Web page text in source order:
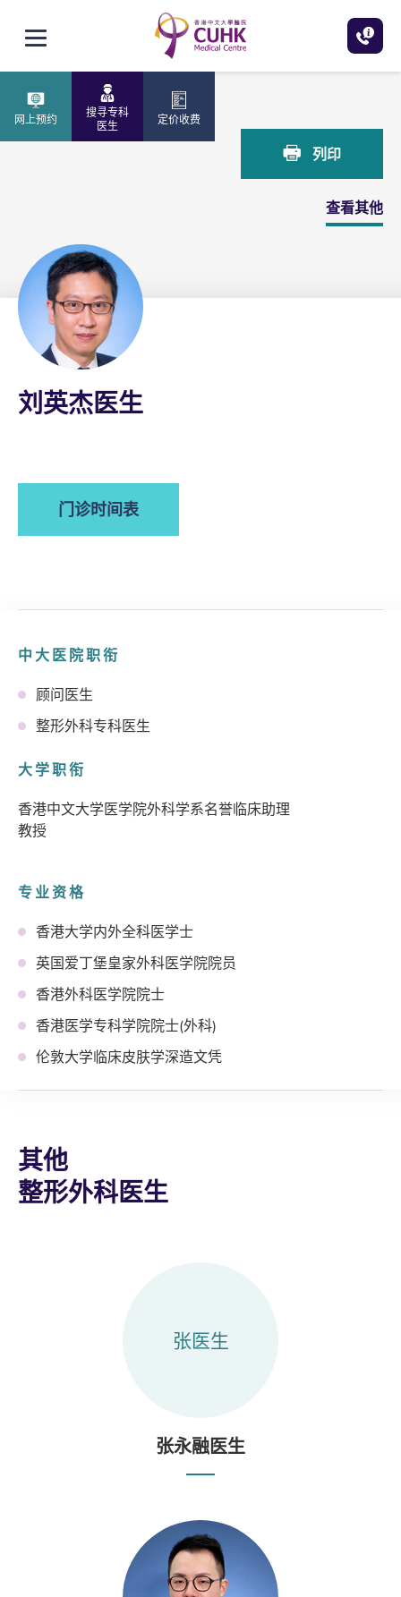
打开选单
网上预约
搜寻专科
医生
定价收费
主页 刘英杰医生
列印
查看其他
刘英杰医生
门诊时间表
中大医院职衔
顾问医生
整形外科专科医生
大学职衔
香港中文大学医学院外科学系名誉临床助理
教授
专业资格
香港大学内外全科医学士
英国爱丁堡皇家外科医学院院员
香港外科医学院院士
香港医学专科学院院士(外科)
伦敦大学临床皮肤学深造文凭
其他
整形外科医生
张医生
张永融医生